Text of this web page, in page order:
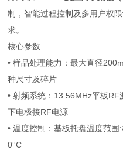
制，智能过程控制及多用户权
求。
核心参数
• 样品处理能力：最大直径
种尺寸及碎片
• 射频系统：13.56MHz平板RF
下电极接RF电源
• 温度控制：基板托盘温度范
0°C